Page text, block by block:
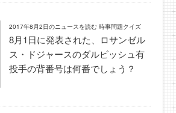
2017年8月2日のニュースを読む 時事問題クイズ
8月1日に発表された、ロサンゼル
ス・ドジャースのダルビッシュ有
投手の背番号は何番でしょう？